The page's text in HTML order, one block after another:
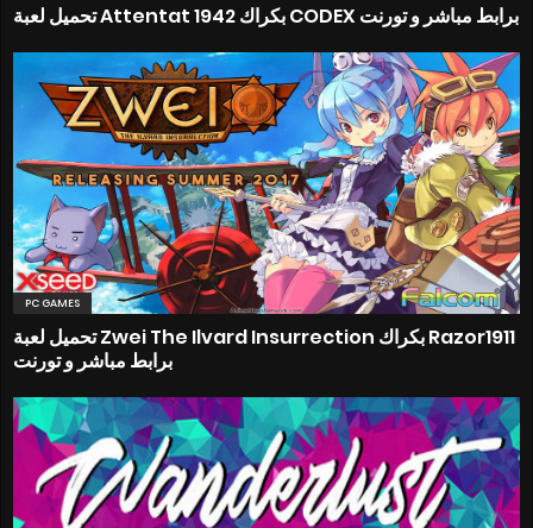
تحميل لعبة Attentat 1942 بكراك CODEX برابط مباشر و تورنت
PC GAMES
تحميل لعبة Zwei The Ilvard Insurrection بكراك Razor1911
برابط مباشر و تورنت